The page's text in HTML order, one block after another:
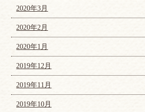
2020年3月
2020年2月
2020年1月
2019年12月
2019年11月
2019年10月